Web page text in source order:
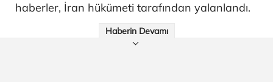
haberler, İran hükümeti tarafından yalanlandı.
Haberin Devamı